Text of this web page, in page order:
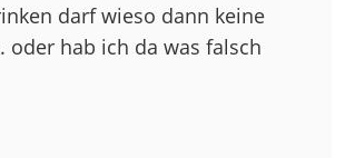
darf wieso dann keine
oder hab ich da was falsch